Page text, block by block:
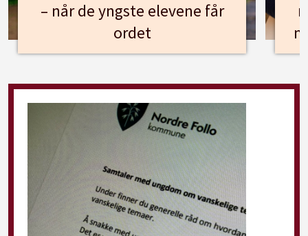
– når de yngste elevene får
ordet